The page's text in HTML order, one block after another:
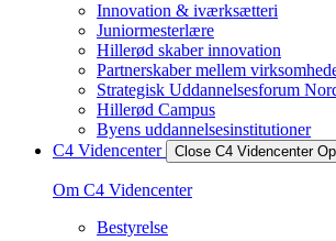
Innovation & iværksætteri
Juniormesterlære
Hillerød skaber innovation
Partnerskaber mellem
Strategisk Uddannelsesforum
Hillerød Campus
Byens uddannelsesinstitutioner
C4 Videncenter
Close C4 Videncenter
Om C4 Videncenter
Bestyrelse